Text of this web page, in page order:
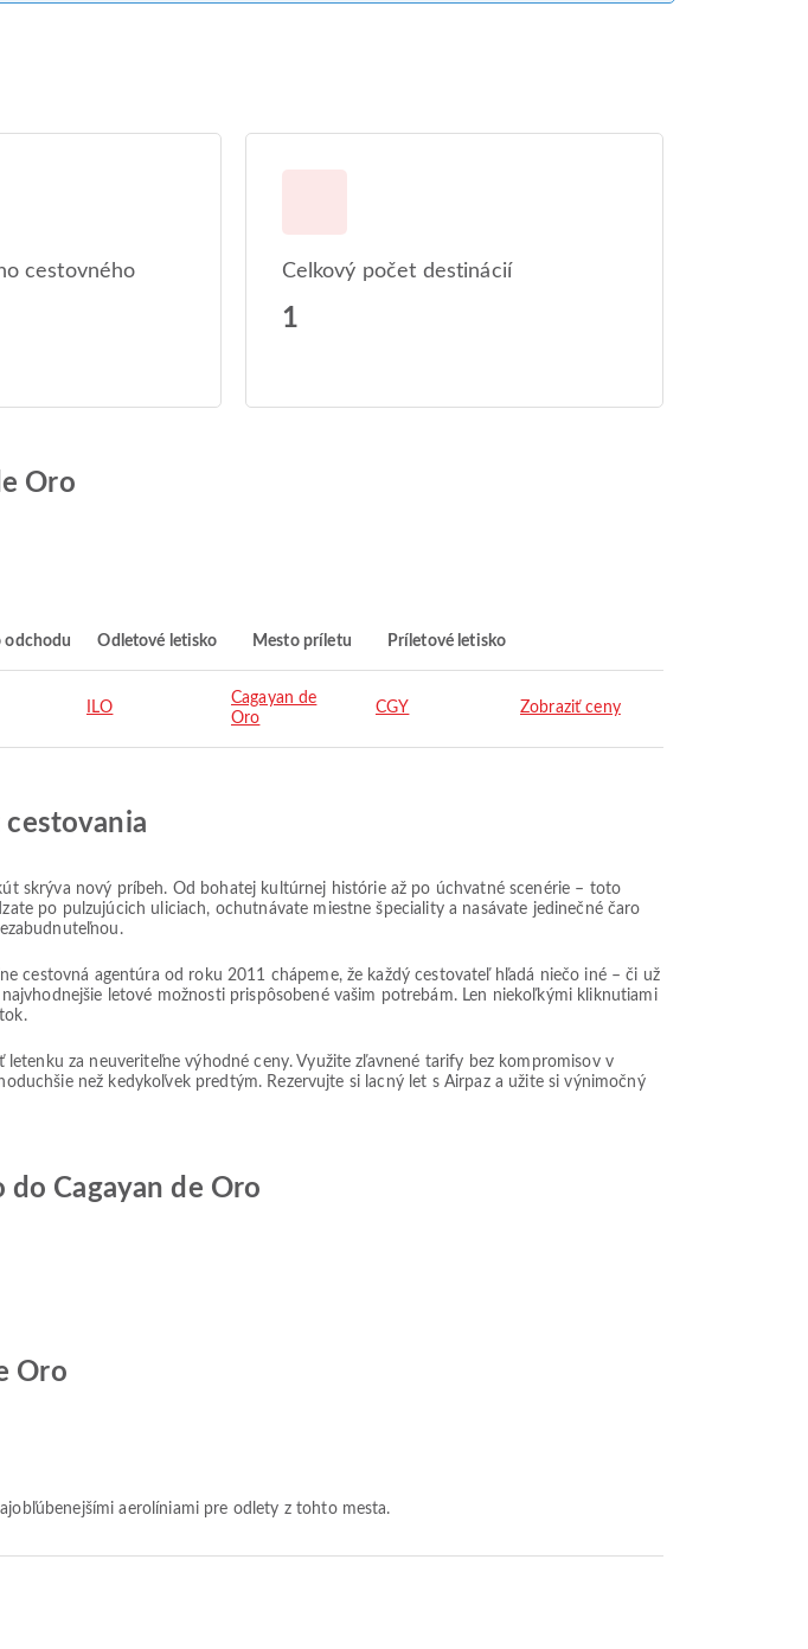
cestovného Celkový počet destinácií
1
Oro
odchodu Odletové letisko Mesto príletu Príletové letisko
ILO
Cagayan de
Oro
CGY Zobraziť ceny
skrýva nový príbeh. Od bohatej kultúrnej histórie až po úchvatné scenérie – toto
po pulzujúcich uliciach, ochutnávate miestne špeciality a nasávate jedinečné čaro
cestovná agentúra od roku 2011 chápeme, že každý cestovateľ hľadá niečo iné – či už
letové možnosti prispôsobené vašim potrebám. Len niekoľkými kliknutiami
za neuveriteľne výhodné ceny. Využite zľavnené tarify bez kompromisov v
než kedykoľvek predtým. Rezervujte si lacný let s Airpaz a užite si výnimočný
Cagayan de Oro
Oro
aerolíniami pre odlety z tohto mesta.